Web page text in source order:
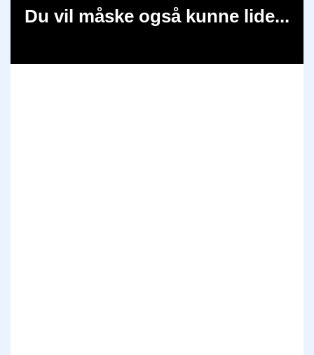
Du vil måske også kunne lide...